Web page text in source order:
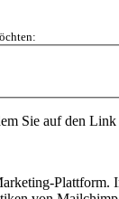
Sie auf den
Plattform.